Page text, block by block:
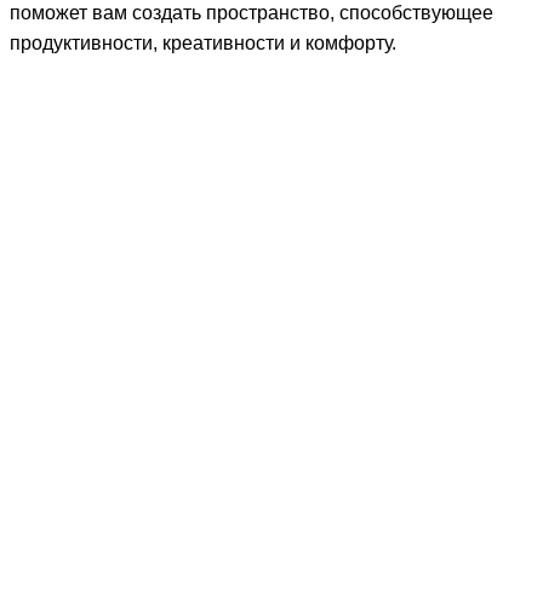
поможет вам создать пространство, способствующее
продуктивности, креативности и комфорту.